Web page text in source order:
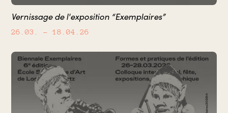
Vernissage de l'exposition “Exemplaires”
26.03. – 18.04.26